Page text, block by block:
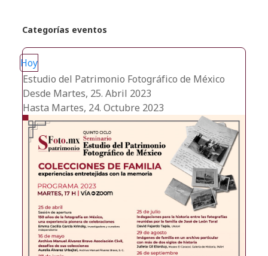
Categorías eventos
Hoy
Estudio del Patrimonio Fotográfico de México
Desde Martes, 25. Abril 2023
Hasta Martes, 24. Octubre 2023